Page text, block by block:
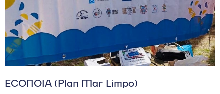
ECONOIA (Plan Mar Limpo)